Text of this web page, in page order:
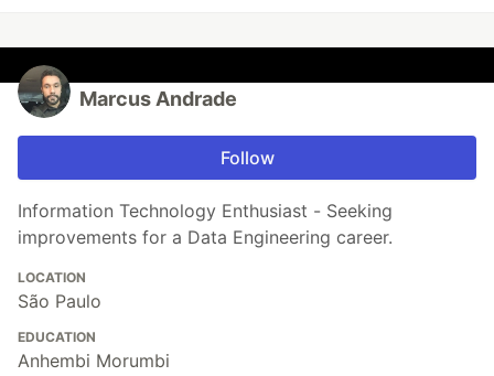
Marcus Andrade
Follow
Information Technology Enthusiast - Seeking
improvements for a Data Engineering career.
LOCATION
São Paulo
EDUCATION
Anhembi Morumbi